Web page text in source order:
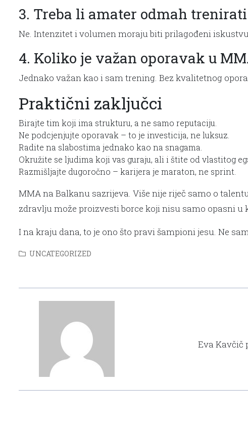
3. Treba li amater odmah
Ne. Intenzitet i volumen moraju biti prilagođeni
4. Koliko je važan oporavak u
Jednako važan kao i sam trening. Bez kvalitetnog
Praktični zaključci
Birajte tim koji ima strukturu, a ne samo reputaciju.
Ne podcjenjujte oporavak – to je investicija, ne luksuz.
Radite na slabostima jednako kao na snagama.
Okružite se ljudima koji vas guraju, ali i štite od vlastitog
Razmišljajte dugoročno – karijera je maraton, ne sprint.
MMA na Balkanu sazrijeva. Više nije riječ samo o
zdravlju može proizvesti borce koji nisu samo opasni
I na kraju dana, to je ono što pravi šampioni jesu. Ne
UNCATEGORIZED
Eva Kavčič